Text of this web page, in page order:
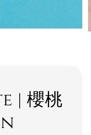
| 櫻桃